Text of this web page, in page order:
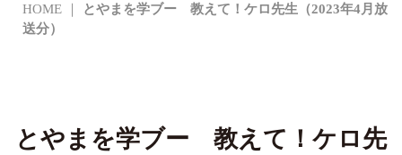
HOME
とやまを学ブー 教えて！ケロ先生（2023年4月放
送分）
とやまを学ブー 教えて！ケロ先